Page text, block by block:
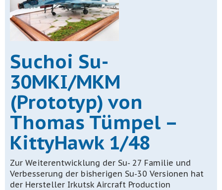
Suchoi Su-
30MKI/MKM
(Prototyp) von
Thomas Tümpel –
KittyHawk 1/48
Zur Weiterentwicklung der Su- 27 Familie und
Verbesserung der bisherigen Su-30 Versionen hat
der Hersteller Irkutsk Aircraft Production